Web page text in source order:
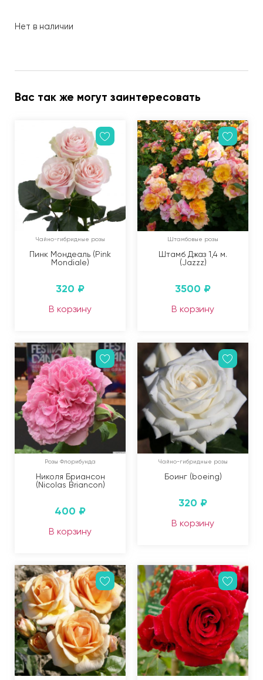
Нет в наличии
Вас так же могут заинтересовать
Чайно-гибридные розы
Пинк Мондеаль (Pink
Mondiale)
320 ₽
В корзину
Штамбовые розы
Штамб Джаз 1,4 м.
(Jazzz)
3500 ₽
В корзину
Розы Флорибунда
Николя Бриансон
(Nicolas Briancon)
400 ₽
В корзину
Чайно-гибридные розы
Боинг (boeing)
320 ₽
В корзину